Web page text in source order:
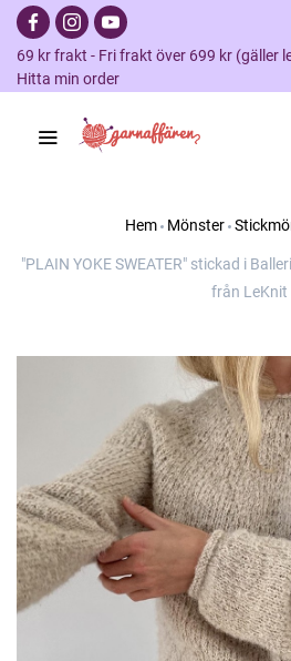
69 kr frakt - Fri frakt över 699 kr (gäller
Hitta min order
Hem Mönster
"PLAIN YOKE SWEATER" stickad i
från LeKnit